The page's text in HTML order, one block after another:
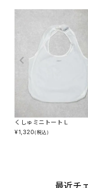
くしゅミニトートＬ
¥1,320(税込)
最近チ